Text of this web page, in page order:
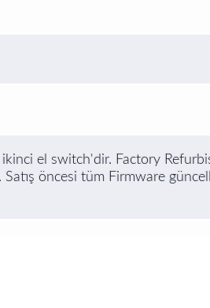
ikinci el switch'dir. Factory
öncesi tüm Firmware